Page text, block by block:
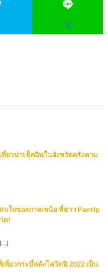
ที่ยวน่าเช็คอินในจังหวัดตรังตาม
นใจของภาคเหนือ ที่ชาว Pantip
ด!
ที่ยวกระบี่หลังโควิดปี 2022 เป็น